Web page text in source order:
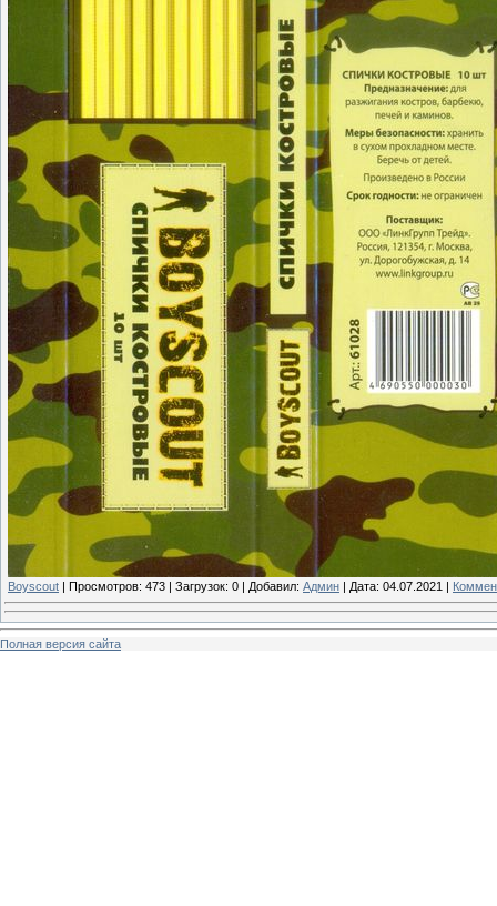
Boyscout | Просмотров: 473 | Загрузок: 0 | Добавил: Админ | Дата: 04.07.2021 |
Полная версия сайта